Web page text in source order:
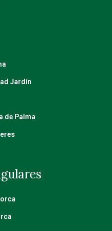
Jardín
de Palma